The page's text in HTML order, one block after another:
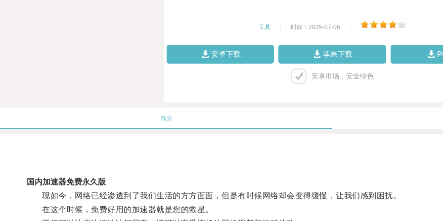
工具 时间：2025-07-06
安卓下载 苹果下载
安卓市场，安全绿色
简介
国内加速器免费永久版
现如今，网络已经渗透到了我们生活的方方面面，但是有时候网络却会变得缓慢，让我们感到困扰。
在这个时候，免费好用的加速器就是您的救星。